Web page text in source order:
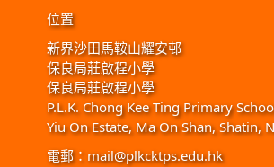
位置
新界沙田馬鞍山耀安邨
保良局莊啟程小學
保良局莊啟程小學
P.L.K. Chong Kee Ting Primary
Yiu On Estate, Ma On Shan, Shatin,
電郵： mail@plkcktps.edu.hk